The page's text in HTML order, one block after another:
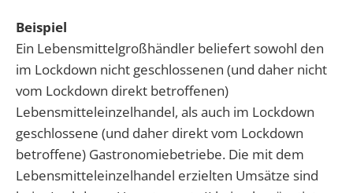
Beispiel
Ein Lebensmittelgroßhändler beliefert sowohl den
im Lockdown nicht geschlossenen (und daher nicht
vom Lockdown direkt betroffenen)
Lebensmitteleinzelhandel, als auch im Lockdown
geschlossene (und daher direkt vom Lockdown
betroffene) Gastronomiebetriebe. Die mit dem
Lebensmitteleinzelhandel erzielten Umsätze sind